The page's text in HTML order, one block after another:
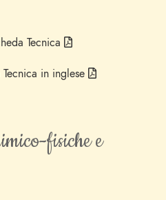
Tecnica
in inglese
fisiche e